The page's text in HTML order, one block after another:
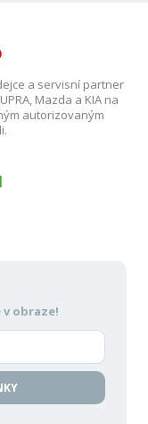
a servisní partner
Mazda a KIA na
autorizovaným
v obraze!